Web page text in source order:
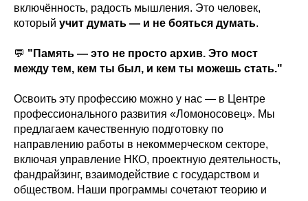
включённость, радость мышления. Это человек,
который учит думать — и не бояться думать.
💬 "Память — это не просто архив. Это мост
между тем, кем ты был, и кем ты можешь стать."
Освоить эту профессию можно у нас — в Центре
профессионального развития «Ломоносовец». Мы
предлагаем качественную подготовку по
направлению работы в некоммерческом секторе,
включая управление НКО, проектную деятельность,
фандрайзинг, взаимодействие с государством и
обществом. Наши программы сочетают теорию и